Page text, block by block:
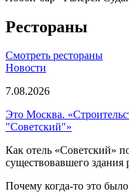
Рестораны
Смотреть рестораны
Новости
7.08.2026
Это Москва.
"Советский"»
Как отель «Советский»
существовавшего здания
Почему когда-то это